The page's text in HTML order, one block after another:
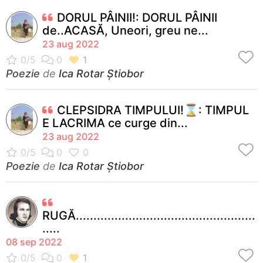
DORUL PÂINII!: DORUL PÂINII
de..ACASĂ, Uneori, greu ne...
23 aug 2022
Poezie de Ica Rotar Știobor
CLEPSIDRA TIMPULUI!⌛: TIMPUL
E LACRIMA ce curge din...
23 aug 2022
Poezie de Ica Rotar Știobor
RUGĂ...................................................
.....
08 sep 2022